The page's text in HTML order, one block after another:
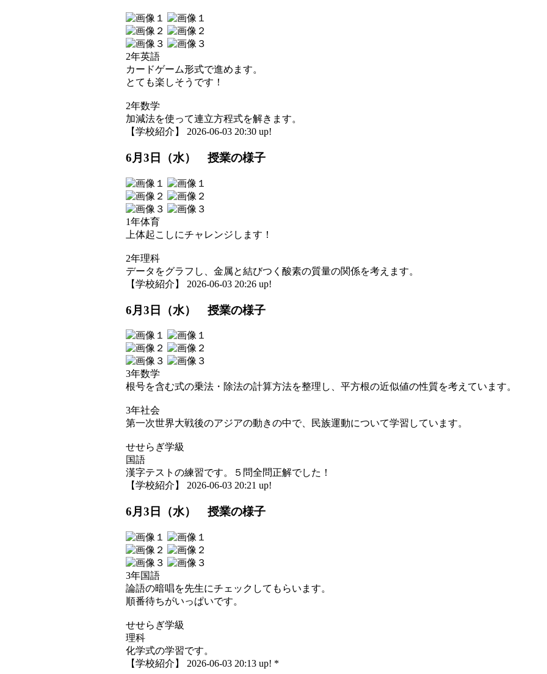
2年英語
カードゲーム形式で進めます。
とても楽しそうです！
2年数学
加減法を使って連立方程式を解きます。
【学校紹介】 2026-06-03 20:30 up!
6月3日（水） 授業の様子
1年体育
上体起こしにチャレンジします！
2年理科
データをグラフし、金属と結びつく酸素の質量の関係を考えます。
【学校紹介】 2026-06-03 20:26 up!
6月3日（水） 授業の様子
3年数学
根号を含む式の乗法・除法の計算方法を整理し、平方根の近似値の性質を考えています。
3年社会
第一次世界大戦後のアジアの動きの中で、民族運動について学習しています。
せせらぎ学級
国語
漢字テストの練習です。５問全問正解でした！
【学校紹介】 2026-06-03 20:21 up!
6月3日（水） 授業の様子
3年国語
論語の暗唱を先生にチェックしてもらいます。
順番待ちがいっぱいです。
せせらぎ学級
理科
化学式の学習です。
【学校紹介】 2026-06-03 20:13 up! *